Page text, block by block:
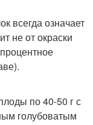
всегда означает
не от окраски
по 40-50 г с
голубоватым